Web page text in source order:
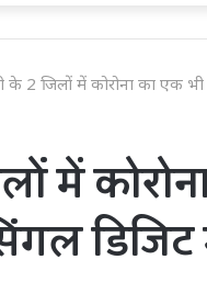
के 2 जिलों में कोरोना का एक
में